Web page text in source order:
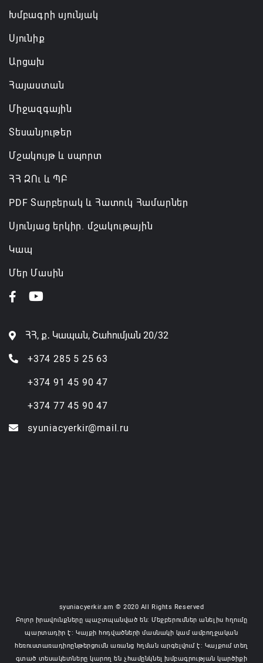
Խմբագրի սյունյակ
Սյունիք
Արցախ
Հայաստան
Միջազգային
Տեսանյութեր
Մշակույթ և սպորտ
ՀՀ ԶՈւ և ՊԲ
PDF Տարբերակ և Հատուկ Համարներ
Սյունյաց երկիր. մշակութային
Կապ
Մեր Մասին
ՀՀ, ք․ Կապան, Շահումյան 20/32
+374 285 5 25 63
+374 91 45 90 47
+374 77 45 90 47
syuniacyerkir@mail.ru
syuniacyerkir.am © 2020 All Rights Reserved
Բոլոր իրավունքները պաշտպանված են: Մեջբերումներ անելիս հղումը
պարտադիր է: Կայքի հոդվածների մասնակի կամ ամբողջական
հեռուստառադիոընթերցումն առանց հղման արգելվում է: Կայքում տեղ
գտած տեսակետները կարող են չհամընկնել խմբագրության կարծիքի